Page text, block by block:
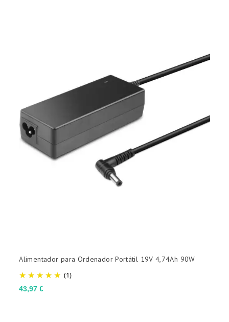
(1)
Preço
43,97 €
Alimentador para Ordenador Portátil 19V 4,74Ah 90W